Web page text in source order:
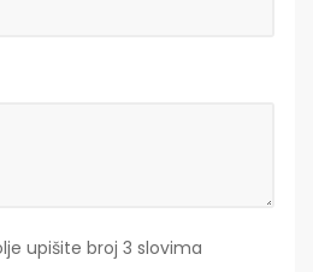
upišite broj 3 slovima